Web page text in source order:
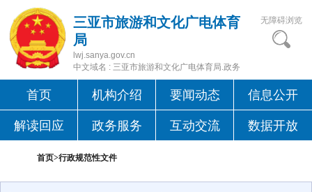
三亚市旅游和文化广电体育
局
lwj.sanya.gov.cn
中文域名 : 三亚市旅游和文化广电体育局.政务
无障碍浏览
首页 机构介绍 要闻动态 信息公开
解读回应 政务服务 互动交流 数据开放
首页>行政规范性文件